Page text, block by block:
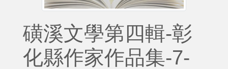
磺溪文學第四輯-彰
化縣作家作品集-7-